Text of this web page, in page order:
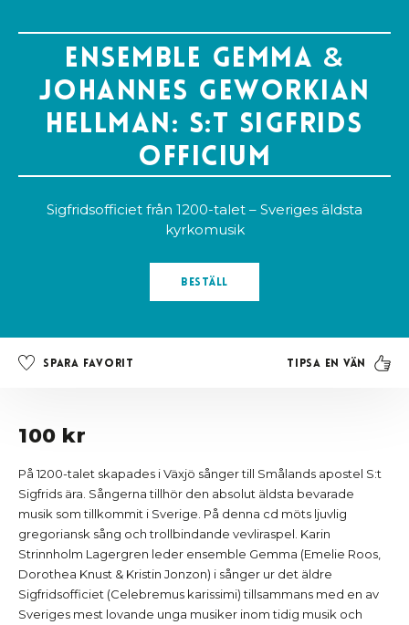
Ensemble Gemma &
Johannes Geworkian
Hellman: S:t Sigfrids
officium
Sigfridsofficiet från 1200-talet – Sveriges äldsta
kyrkomusik
Beställ
Spara favorit Tipsa en vän
100 kr
På 1200-talet skapades i Växjö sånger till Smålands apostel S:t
Sigfrids ära. Sångerna tillhör den absolut äldsta bevarade
musik som tillkommit i Sverige. På denna cd möts ljuvlig
gregoriansk sång och trollbindande vevliraspel. Karin
Strinnholm Lagergren leder ensemble Gemma (Emelie Roos,
Dorothea Knust & Kristin Jonzon) i sånger ur det äldre
Sigfridsofficiet (Celebremus karissimi) tillsammans med en av
Sveriges mest lovande unga musiker inom tidig musik och